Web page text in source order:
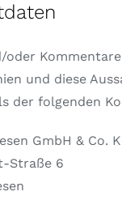
oder
und diese
der folgenden
GmbH & Co.
Straße 6